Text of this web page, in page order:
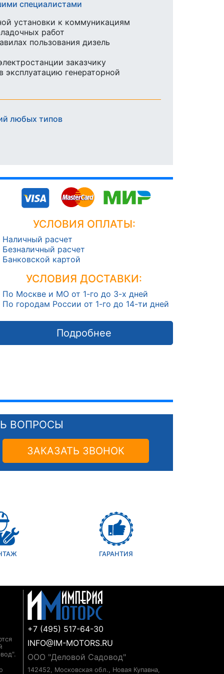
специалистами
установки к коммуникациям
работ
пользования дизель
заказчику
генераторной
любых типов
УСЛОВИЯ ОПЛАТЫ:
Наличный расчет
Безналичный расчет
Банковской картой
УСЛОВИЯ ДОСТАВКИ:
По Москве и МО от 1-го до 3-х дней
По городам России от 1-го до 14-ти дней
Подробнее
ВОПРОСЫ
ЗАКАЗАТЬ ЗВОНОК
ГАРАНТИЯ
+7 (495) 517-64-30
INFO@IM-MOTORS.RU
ООО "Деловой Садовод"
142452, Московская обл., Новая Купавна,